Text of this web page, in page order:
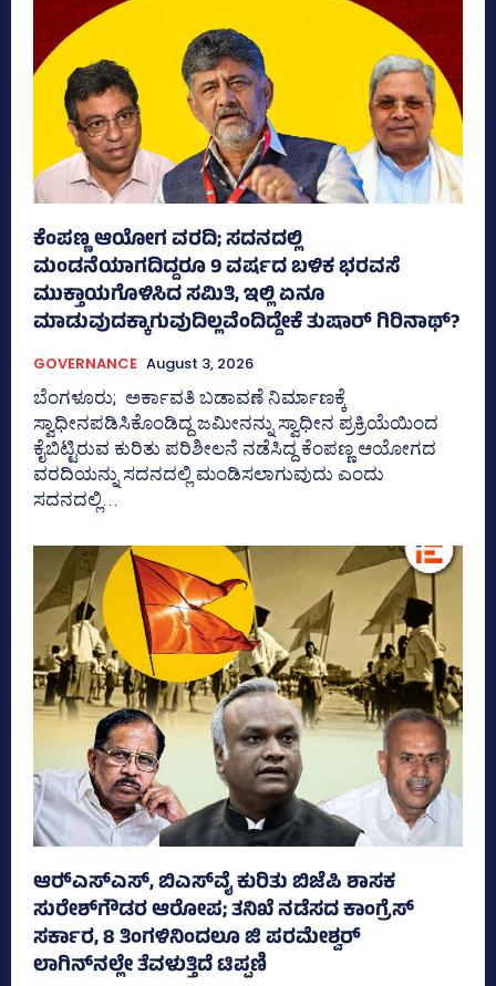
ಕೆಂಪಣ್ಣ ಆಯೋಗ ವರದಿ; ಸದನದಲ್ಲಿ
ಮಂಡನೆಯಾಗದಿದ್ದರೂ 9 ವರ್ಷದ ಬಳಿಕ ಭರವಸೆ
ಮುಕ್ತಾಯಗೊಳಿಸಿದ ಸಮಿತಿ, ಇಲ್ಲಿ ಏನೂ
ಮಾಡುವುದಕ್ಕಾಗುವುದಿಲ್ಲವೆಂದಿದ್ದೇಕೆ ತುಷಾರ್ ಗಿರಿನಾಥ್?
GOVERNANCE August 3, 2026
ಬೆಂಗಳೂರು; ಅರ್ಕಾವತಿ ಬಡಾವಣೆ ನಿರ್ಮಾಣಕ್ಕೆ
ಸ್ವಾಧೀನಪಡಿಸಿಕೊಂಡಿದ್ದ ಜಮೀನನ್ನು ಸ್ವಾಧೀನ ಪ್ರಕ್ರಿಯೆಯಿಂದ
ಕೈಬಿಟ್ಟಿರುವ ಕುರಿತು ಪರಿಶೀಲನೆ ನಡೆಸಿದ್ದ ಕೆಂಪಣ್ಣ ಆಯೋಗದ
ವರದಿಯನ್ನು ಸದನದಲ್ಲಿ ಮಂಡಿಸಲಾಗುವುದು ಎಂದು
ಸದನದಲ್ಲಿ...
ಆರ್‍‌ಎಸ್‌ಎಸ್‌, ಬಿಎಸ್‌ವೈ ಕುರಿತು ಬಿಜೆಪಿ ಶಾಸಕ
ಸುರೇಶ್‌ಗೌಡರ ಆರೋಪ; ತನಿಖೆ ನಡೆಸದ ಕಾಂಗ್ರೆಸ್‌
ಸರ್ಕಾರ, 8 ತಿಂಗಳಿನಿಂದಲೂ ಜಿ ಪರಮೇಶ್ವರ್
ಲಾಗಿನ್‌ನಲ್ಲೇ ತೆವಳುತ್ತಿದೆ ಟಿಪ್ಪಣಿ